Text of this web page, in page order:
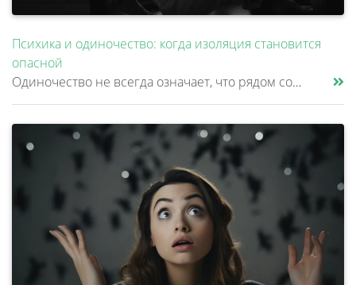
Психика и одиночество: когда изоляция становится
опасной
Одиночество не всегда означает, что рядом совсем нет людей. Многие продолжают работать, переписываться, разговаривать с......